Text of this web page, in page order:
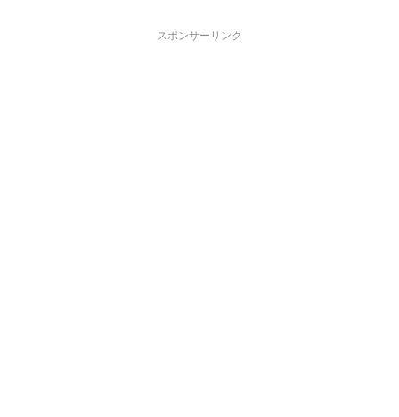
スポンサーリンク